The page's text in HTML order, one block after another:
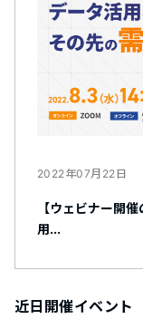
2022年07月22日
【ウェビナー開
用...
近日開催イベント